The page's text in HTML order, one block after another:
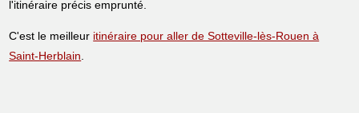
l'itinéraire précis emprunté.
C'est le meilleur itinéraire pour aller de Sotteville-lès-Rouen à
Saint-Herblain.